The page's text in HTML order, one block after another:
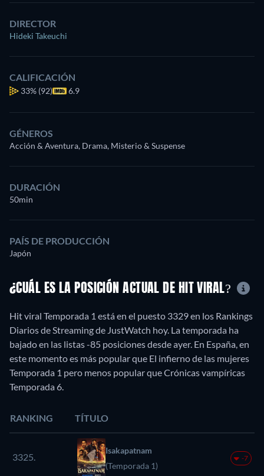
DIRECTOR
Hideki Takeuchi
CALIFICACIÓN
33% (92) 6.9
GÉNEROS
Acción & Aventura, Drama, Misterio & Suspense
DURACIÓN
50min
PAÍS DE PRODUCCIÓN
Japón
¿CUÁL ES LA POSICIÓN ACTUAL DE HIT VIRAL?
Hit viral Temporada 1 está en el puesto 3329 en los Rankings
Diarios de Streaming de JustWatch hoy. La temporada ha
bajado en las listas -85 posiciones desde ayer. En España, en
este momento es más popular que El infierno de las mujeres
Temporada 1 pero menos popular que Crónicas vampíricas
Temporada 6.
RANKING TÍTULO
3325.
Isakapatnam
(Temporada 1)
-7